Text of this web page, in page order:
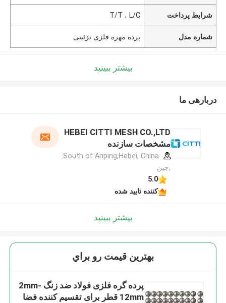
شرایط پرداخت T/T ، L/C
شماره مدل پرده مهره فلزی تزئینی
بیشتر ببینید
دربارهی ما
HEBEI CITTI MESH CO.,LTD
مشخصات سازنده
,چین
5.0
کننده تایید شده
بیشتر ببینید
بهترين قيمت رو براي
پرده گره فلزی فولاد ضد زنگ 2mm-
12mm قطر برای تقسیم کننده فضا